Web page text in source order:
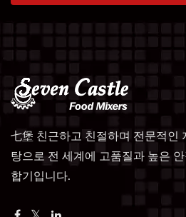
七堡 친근하고 친절하며 전문적인
탕으로 전 세계에 고품질과 높은
합기입니다.